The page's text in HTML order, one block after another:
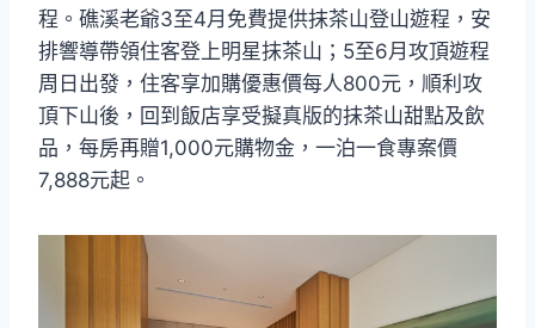
程。礁溪老爺3至4月免費提供抹茶山登山遊程，安
排響導帶領住客登上明星抹茶山；5至6月攻頂遊程
周日出發，住客享加購優惠價每人800元，順利攻
頂下山後，回到飯店享受擬真版的抹茶山甜點及飲
品，每房再贈1,000元購物金，一泊一食專案價
7,888元起。